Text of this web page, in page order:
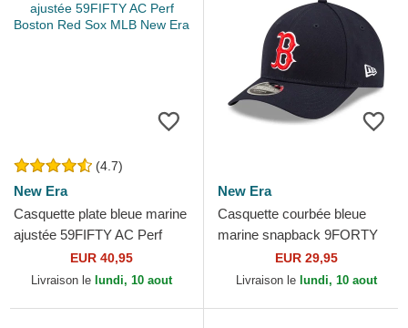
(4.7)
New Era
Casquette plate bleue marine
ajustée 59FIFTY AC Perf
Boston Red Sox MLB New
Era
EUR 40,95
Livraison le lundi, 10 aout
New Era
Casquette courbée bleue
marine snapback 9FORTY
M-Crown Player Replica
Boston Red Sox MLB New
EUR 29,95
Livraison le lundi, 10 aout